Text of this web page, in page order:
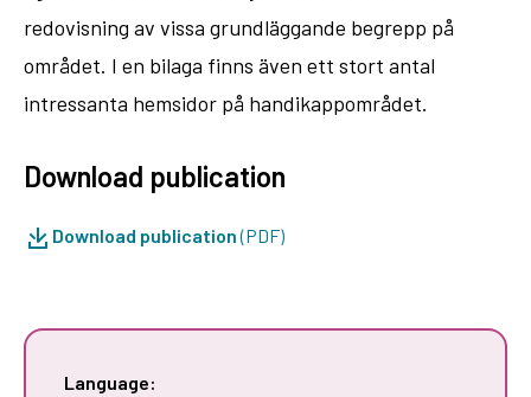
redovisning av vissa grundläggande begrepp på
området. I en bilaga finns även ett stort antal
intressanta hemsidor på handikappområdet.
Download publication
Download publication(PDF)
Language: